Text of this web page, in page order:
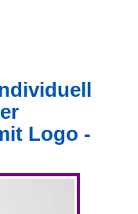
Logo -